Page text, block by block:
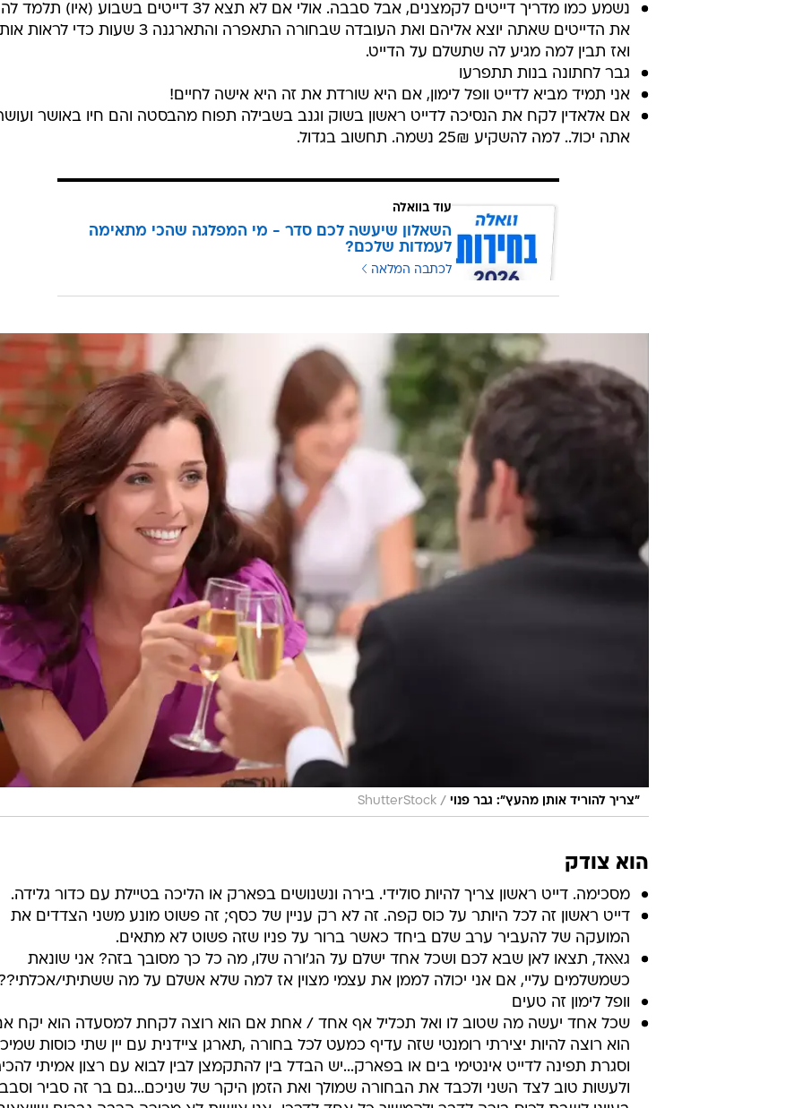
נשמע כמו מדריך דייטים לקמצנים, אבל סבבה. אולי אם לא תצא ל3 דייטים בשבוע
את הדייטים שאתה יוצא אליהם ואת העובדה שבחורה התאפרה והתארגנה 3 שעות כדי
ואז תבין למה מגיע לה שתשלם על הדייט.
גבר לחתונה בנות תתפרעו
אני תמיד מביא לדייט וופל לימון, אם היא שורדת את זה היא אישה לחיים!
אם אלאדין לקח את הנסיכה לדייט ראשון בשוק וגנב בשבילה תפוח מהבסטה והם חיו באושר
אתה יכול.. למה להשקיע 25₪ נשמה. תחשוב בגדול.
עוד בוואלה
השאלון שיעשה לכם סדר - מי המפלגה שהכי מתאימה
לעמדות שלכם?
לכתבה המלאה
"צריך להוריד אותן מהעץ": גבר פנוי /
ShutterStock
הוא צודק
מסכימה. דייט ראשון צריך להיות סולידי. בירה ונשנושים בפארק או הליכה בטיילת עם כדור גלידה.
דייט ראשון זה לכל היותר על כוס קפה. זה לא רק עניין של כסף; זה פשוט מונע משני הצדדים את
המועקה של להעביר ערב שלם ביחד כאשר ברור על פניו שזה פשוט לא מתאים.
גאאאד, תצאו לאן שבא לכם ושכל אחד ישלם על הג'ורה שלו, מה כל כך מסובך בזה? אני שונאת
כשמשלמים עליי, אם אני יכולה לממן את עצמי מצוין אז למה שלא אשלם על מה ששתיתי/
וופל לימון זה טעים
שכל אחד יעשה מה שטוב לו ואל תכליל אף אחד / אחת אם הוא רוצה לקחת למסעדה הוא יקח
הוא רוצה להיות יצירתי רומנטי שזה עדיף כמעט לכל בחורה ,תארגן ציידנית עם יין שתי כוסות
וסגרת תפינה לדייט אינטימי בים או בפארק...יש הבדל בין להתקמצן לבין לבוא עם רצון אמיתי
ולעשות טוב לצד השני ולכבד את הבחורה שמולך ואת הזמן היקר של שניכם...גם בר זה סביר